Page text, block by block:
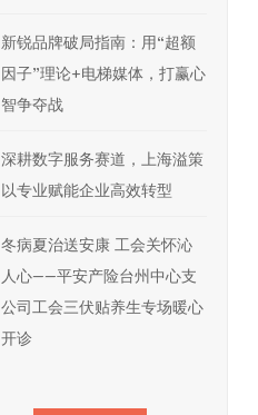
新锐品牌破局指南：用“超额
因子”理论+电梯媒体，打赢心
智争夺战
深耕数字服务赛道，上海溢策
以专业赋能企业高效转型
冬病夏治送安康 工会关怀沁
人心——平安产险台州中心支
公司工会三伏贴养生专场暖心
开诊